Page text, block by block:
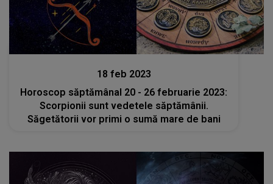
Stiri
18 feb 2023
Horoscop săptămânal 20 - 26 februarie 2023:
Scorpionii sunt vedetele săptămânii.
Săgetătorii vor primi o sumă mare de bani